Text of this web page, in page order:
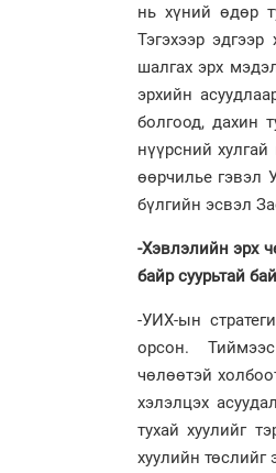
нь хүний өдөр
Тэгэхээр
шалгах эрх
эрхийн
болгоод, дахин
нүүрсний
өөрчилье гэвэл
бүлгийн эсвэл
-Хэвлэлийн эрх
байр суурьтай
-УИХ-ын
орсон.
чөлөөтэй
хэлэлцэх
тухай хуулийг
хуулийн төслийг